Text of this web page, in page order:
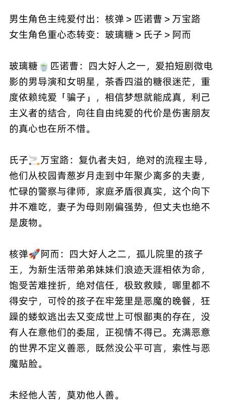
男生角色主纯爱付出：核弹＞匹诺曹＞万宝路
女生角色重心态转变：玻璃糖＞氏子＞阿而
玻璃糖🍵匹诺曹：四大好人之一，爱拍短剧微电
影的男导演和女明星，茶香四溢的糖很迷茫，重
度依赖纯爱「骗子」，相信梦想就能成真，利己
主义者的结合，向往自由纯爱的代价是伤害朋友
的真心也在所不惜。
氏子🚬万宝路：复仇者夫妇，绝对的流程主导，
他们从校园青葱岁月走到中年聚少离多的夫妻，
忙碌的警察与律师，家庭矛盾很真实，这个向下
并不难吃，妻子为母则刚偏强势，但丈夫也绝不
是废物。
核弹🚀阿而：四大好人之二，孤儿院里的孩子
王，为新生活带弟弟妹妹们浪迹天涯相依为命，
饱受苦难挫折，绝对信任，极致救赎，哪里都不
得安宁，可怜的孩子在牢笼里是恶魔的晚餐，狂
躁的蝼蚁逃出去又变成世上可恨鄙夷的存在，没
有人在意他们的委屈，正视情不得已。充满恶意
的世界不定义善恶，既然没公平可言，索性与恶
魔贴脸。
未经他人苦，莫劝他人善。